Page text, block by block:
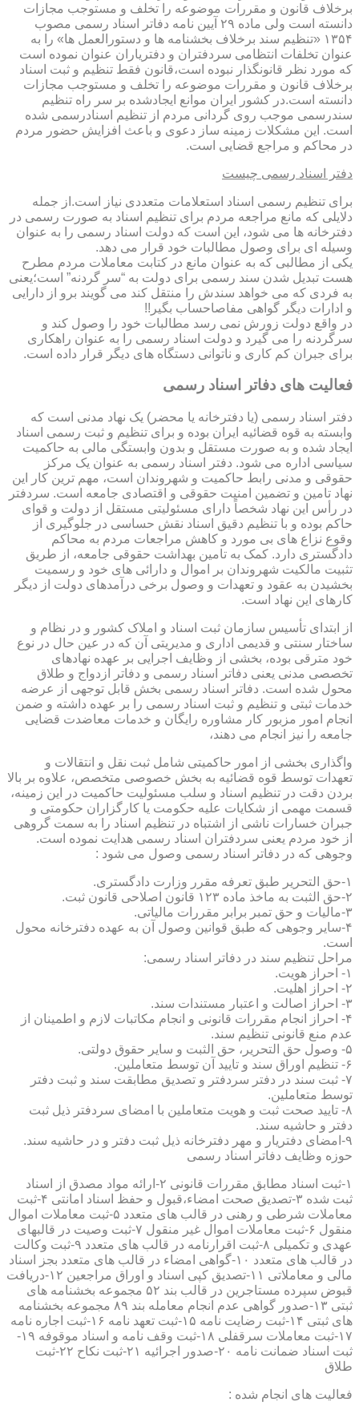
برخلاف قانون و مقررات موضوعه را تخلف و مستوجب مجازات
دانسته است ولی ماده ۲۹ آیین نامه دفاتر اسناد رسمی مصوب
۱۳۵۴ «تنظیم سند برخلاف بخشنامه ها و دستورالعمل ها» را به
عنوان تخلفات انتظامی سردفتران و دفتریاران عنوان نموده است
که مورد نظر قانونگذار نبوده است،قانون فقط تنظیم و ثبت اسناد
برخلاف قانون و مقررات موضوعه را تخلف و مستوجب مجازات
دانسته است.در کشور ایران موانع ایجادشده بر سر راه تنظیم
سندرسمی موجب روی گردانی مردم از تنظیم اسنادرسمی شده
است. این مشکلات زمینه ساز دعوی و باعث افزایش حضور مردم
در محاکم و مراجع قضایی است.
دفتر اسناد رسمی چیست
برای تنظیم رسمی اسناد استعلامات متعددی نیاز است.از جمله
دلایلی که مانع مراجعه مردم برای تنظیم اسناد به صورت رسمی در
دفترخانه ها می شود، این است که دولت اسناد رسمی را به عنوان
وسیله ای برای وصول مطالبات خود قرار می دهد.
یکی از مطالبی که به عنوان مانع در کتابت معاملات مردم مطرح
هست تبدیل شدن سند رسمی برای دولت به “سر گردنه” است؛یعنی
به فردی که می خواهد سندش را منتقل کند می گویند برو از دارایی
و ادارات دیگر گواهی مفاصاحساب بگیر!!
در واقع دولت زورش نمی رسد مطالبات خود را وصول کند و
سرگردنه را می گیرد و دولت اسناد رسمی را به عنوان راهکاری
برای جبران کم کاری و ناتوانی دستگاه های دیگر قرار داده است.
فعالیت های دفاتر اسناد رسمی
دفتر اسناد رسمی (یا دفترخانه یا محضر) یک نهاد مدنی است که
وابسته به قوه قضائیه ایران بوده و برای تنظیم و ثبت رسمی اسناد
ایجاد شده و به صورت مستقل و بدون وابستگی مالی به حاکمیت
سیاسی اداره می شود. دفتر اسناد رسمی به عنوان یک مرکز
حقوقی و مدنی رابط حاکمیت و شهروندان است، مهم ترین کار این
نهاد تامین و تضمین امنیت حقوقی و اقتصادی جامعه است. سردفتر
در رأس این نهاد شخصاً دارای مسئولیتی مستقل از دولت و قوای
حاکم بوده و با تنظیم دقیق اسناد نقش حساسی در جلوگیری از
وقوع نزاع های بی مورد و کاهش مراجعات مردم به محاکم
دادگستری دارد. کمک به تامین بهداشت حقوقی جامعه، از طریق
تثبیت مالکیت شهروندان بر اموال و دارائی های خود و رسمیت
بخشیدن به عقود و تعهدات و وصول برخی درآمدهای دولت از دیگر
کارهای این نهاد است.
از ابتدای تأسیس سازمان ثبت اسناد و املاک کشور و در نظام و
ساختار سنتی و قدیمی اداری و مدیریتی آن که در عین حال در نوع
خود مترقی بوده، بخشی از وظایف اجرایی بر عهده نهادهای
تخصصی مدنی یعنی دفاتر اسناد رسمی و دفاتر ازدواج و طلاق
محول شده است. دفاتر اسناد رسمی بخش قابل توجهی از عرضه
خدمات ثبتی و تنظیم و ثبت اسناد رسمی را بر عهده داشته و ضمن
انجام امور مزبور کار مشاوره رایگان و خدمات معاضدت قضایی
جامعه را نیز انجام می دهند،
واگذاری بخشی از امور حاکمیتی شامل ثبت نقل و انتقالات و
تعهدات توسط قوه قضائیه به بخش خصوصی متخصص، علاوه بر بالا
بردن دقت در تنظیم اسناد و سلب مسئولیت حاکمیت در این زمینه،
قسمت مهمی از شکایات علیه حکومت یا کارگزاران حکومتی و
جبران خسارات ناشی از اشتباه در تنظیم اسناد را به سمت گروهی
از خود مردم یعنی سردفتران اسناد رسمی هدایت نموده است.
وجوهی که در دفاتر اسناد رسمی وصول می شود :
۱-حق التحریر طبق تعرفه مقرر وزارت دادگستری.
۲-حق الثبت به ماخذ ماده ۱۲۳ قانون اصلاحی قانون ثبت.
۳-مالیات و حق تمبر برابر مقررات مالیاتی.
۴-سایر وجوهی که طبق قوانین وصول آن به عهده دفترخانه محول
است.
مراحل تنظیم سند در دفاتر اسناد رسمی:
۱- احراز هویت.
۲- احراز اهلیت.
۳- احراز اصالت و اعتبار مستندات سند.
۴- احراز انجام مقررات قانونی و انجام مکاتبات لازم و اطمینان از
عدم منع قانونی تنظیم سند.
۵- وصول حق التحریر، حق الثبت و سایر حقوق دولتی.
۶- تنظیم اوراق سند و تایید آن توسط متعاملین.
۷- ثبت سند در دفتر سردفتر و تصدیق مطابقت سند و ثبت دفتر
توسط متعاملین.
۸- تایید صحت ثبت و هویت متعاملین با امضای سردفتر ذیل ثبت
دفتر و حاشیه سند.
۹-امضای دفتریار و مهر دفترخانه ذیل ثبت دفتر و در حاشیه سند.
حوزه وظایف دفاتر اسناد رسمی
۱-ثبت اسناد مطابق مقررات قانونی ۲-ارائه مواد مصدق از اسناد
ثبت شده ۳-تصدیق صحت امضاء،قبول و حفظ اسناد امانتی ۴-ثبت
معاملات شرطی و رهنی در قالب های متعدد ۵-ثبت معاملات اموال
منقول ۶-ثبت معاملات اموال غیر منقول ۷-ثبت وصیت در قالبهای
عهدی و تکمیلی ۸-ثبت اقرارنامه در قالب های متعدد ۹-ثبت وکالت
در قالب های متعدد ۱۰-گواهی امضاء در قالب های متعدد بجز اسناد
مالی و معاملاتی ۱۱-تصدیق کپی اسناد و اوراق مراجعین ۱۲-دریافت
قبوض سپرده مستاجرین در قالب بند ۵۲ مجموعه بخشنامه های
ثبتی ۱۳-صدور گواهی عدم انجام معامله بند ۸۹ مجموعه بخشنامه
های ثبتی ۱۴-ثبت رضایت نامه ۱۵-ثبت تعهد نامه ۱۶-ثبت اجاره نامه
۱۷-ثبت معاملات سرقفلی ۱۸-ثبت وقف نامه و اسناد موقوفه ۱۹-
ثبت اسناد ضمانت نامه ۲۰-صدور اجرائیه ۲۱-ثبت نکاح ۲۲-ثبت
طلاق
فعالیت های انجام شده :